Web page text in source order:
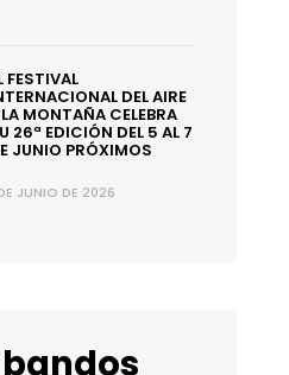
FESTIVAL
DEL AIRE
MONTAÑA CELEBRA
26ª EDICIÓN DEL 5 AL 7
JUNIO PRÓXIMOS
JUNIO DE 2026